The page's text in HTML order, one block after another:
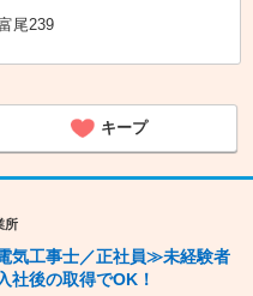
尾239
キープ
所
気工事士／正社員≫未経験者
社後の取得でOK！